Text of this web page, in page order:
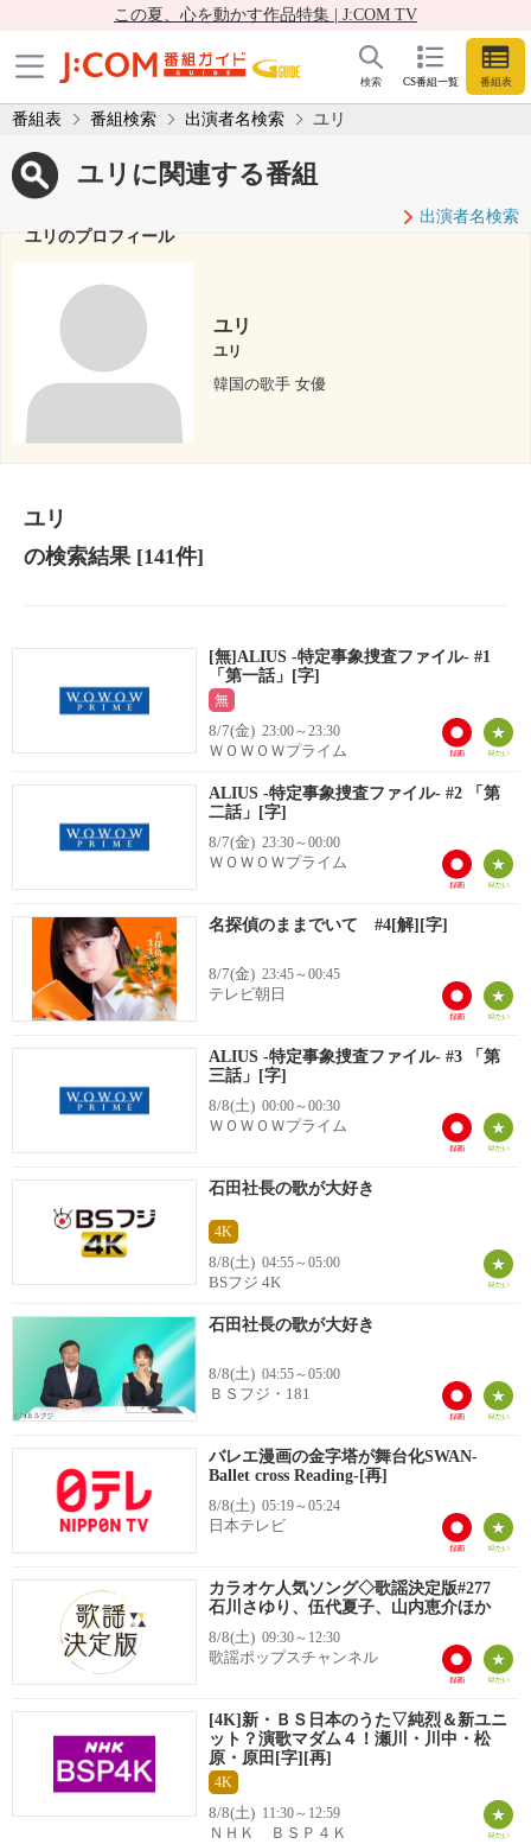
この夏、心を動かす作品特集 | J:COM TV
CS番組一覧 番組表
検索
番組表 番組検索 出演者名検索 ユリ
ユリに関連する番組
出演者名検索
ユリのプロフィール
ユリ
ユリ
韓国の歌手 女優
ユリ
の検索結果[141件]
[無]ALIUS -特定事象捜査ファイル- #1
「第一話」[字]
無
8/7(金) 23:00～23:30
ＷＯＷＯＷプライム
ALIUS -特定事象捜査ファイル- #2 「第
二話」[字]
8/7(金) 23:30～00:00
ＷＯＷＯＷプライム
名探偵のままでいて #4[解][字]
8/7(金) 23:45～00:45
テレビ朝日
ALIUS -特定事象捜査ファイル- #3 「第
三話」[字]
8/8(土) 00:00～00:30
ＷＯＷＯＷプライム
石田社長の歌が大好き
4K
8/8(土) 04:55～05:00
BSフジ 4K
石田社長の歌が大好き
8/8(土) 04:55～05:00
ＢＳフジ・181
バレエ漫画の金字塔が舞台化SWAN-
Ballet cross Reading-[再]
8/8(土) 05:19～05:24
日本テレビ
カラオケ人気ソング◇歌謡決定版#277
石川さゆり、伍代夏子、山内恵介ほか
8/8(土) 09:30～12:30
歌謡ポップスチャンネル
[4K]新・ＢＳ日本のうた▽純烈＆新ユニ
ット？演歌マダム４！瀬川・川中・松
原・原田[字][再]
4K
8/8(土) 11:30～12:59
ＮＨＫ ＢＳＰ４Ｋ